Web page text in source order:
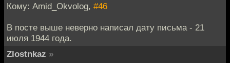
Кому: Amid_Okvolog, #46
В посте выше неверно написал дату письма - 21
июля 1944 года.
Zlostnkaz »